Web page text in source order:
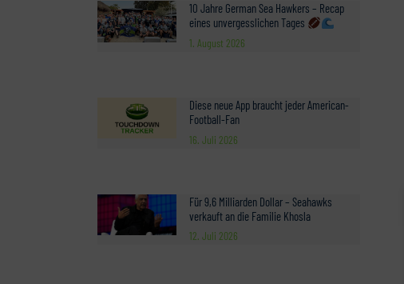
10 Jahre German Sea Hawkers – Recap
eines unvergesslichen Tages
1. August 2026
Diese neue App braucht jeder American-
Football-Fan
16. Juli 2026
Für 9,6 Milliarden Dollar – Seahawks
verkauft an die Familie Khosla
12. Juli 2026